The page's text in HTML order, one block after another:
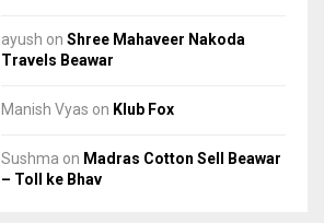
ayush on Shree Mahaveer Nakoda
Travels Beawar
Manish Vyas on Klub Fox
Sushma on Madras Cotton Sell Beawar
– Toll ke Bhav